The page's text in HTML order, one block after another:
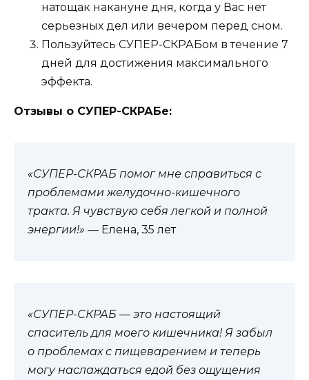
натощак накануне дня, когда у Вас нет
серьезных дел или вечером перед сном.
Пользуйтесь СУПЕР-СКРАБом в течение 7
дней для достижения максимального
эффекта.
Отзывы о СУПЕР-СКРАБе:
«СУПЕР-СКРАБ помог мне справиться с
проблемами желудочно-кишечного
тракта. Я чувствую себя легкой и полной
энергии!» — Елена, 35 лет
«СУПЕР-СКРАБ — это настоящий
спаситель для моего кишечника! Я забыл
о проблемах с пищеварением и теперь
могу наслаждаться едой без ощущения